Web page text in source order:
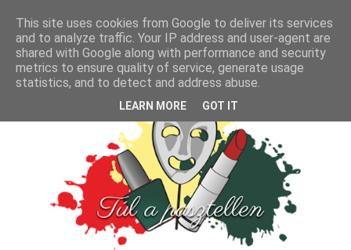
This site uses cookies from Google to deliver its services
and to analyze traffic. Your IP address and user-agent are
shared with Google along with performance and security
metrics to ensure quality of service, generate usage
statistics, and to detect and address abuse.
LEARN MORE GOT IT